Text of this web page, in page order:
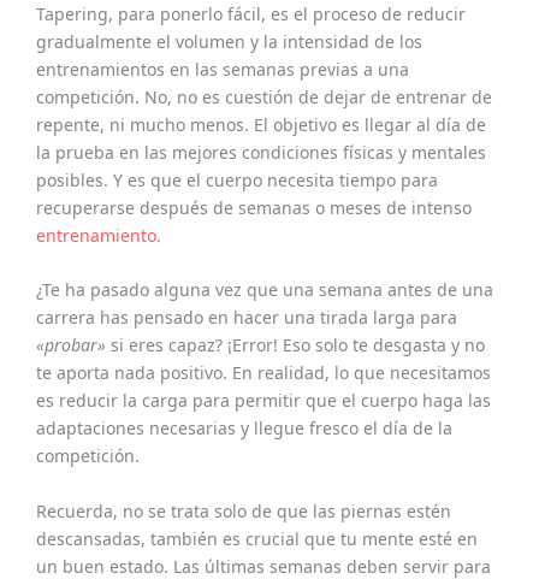
Tapering, para ponerlo fácil, es el proceso de reducir
gradualmente el volumen y la intensidad de los
entrenamientos en las semanas previas a una
competición. No, no es cuestión de dejar de entrenar de
repente, ni mucho menos. El objetivo es llegar al día de
la prueba en las mejores condiciones físicas y mentales
posibles. Y es que el cuerpo necesita tiempo para
recuperarse después de semanas o meses de intenso
entrenamiento.
¿Te ha pasado alguna vez que una semana antes de una
carrera has pensado en hacer una tirada larga para
«probar» si eres capaz? ¡Error! Eso solo te desgasta y no
te aporta nada positivo. En realidad, lo que necesitamos
es reducir la carga para permitir que el cuerpo haga las
adaptaciones necesarias y llegue fresco el día de la
competición.
Recuerda, no se trata solo de que las piernas estén
descansadas, también es crucial que tu mente esté en
un buen estado. Las últimas semanas deben servir para